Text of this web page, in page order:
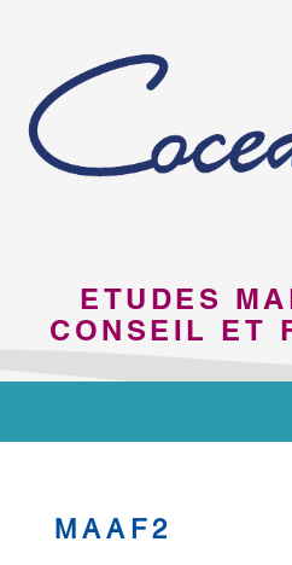
ETUDES
CONSEIL ET
MAAF2